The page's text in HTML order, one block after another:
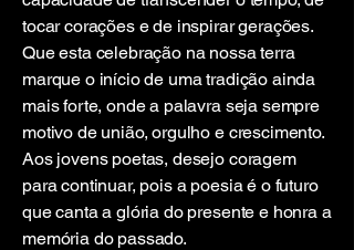
tocar corações e de inspirar gerações.
Que esta celebração na nossa terra
marque o início de uma tradição ainda
mais forte, onde a palavra seja sempre
motivo de união, orgulho e crescimento.
Aos jovens poetas, desejo coragem
para continuar, pois a poesia é o futuro
que canta a glória do presente e honra a
memória do passado.